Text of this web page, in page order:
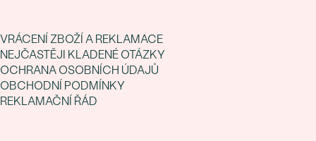
VRÁCENÍ ZBOŽÍ A REKLAMACE
NEJČASTĚJI KLADENÉ OTÁZKY
OCHRANA OSOBNÍCH ÚDAJŮ
OBCHODNÍ PODMÍNKY
REKLAMAČNÍ ŘÁD